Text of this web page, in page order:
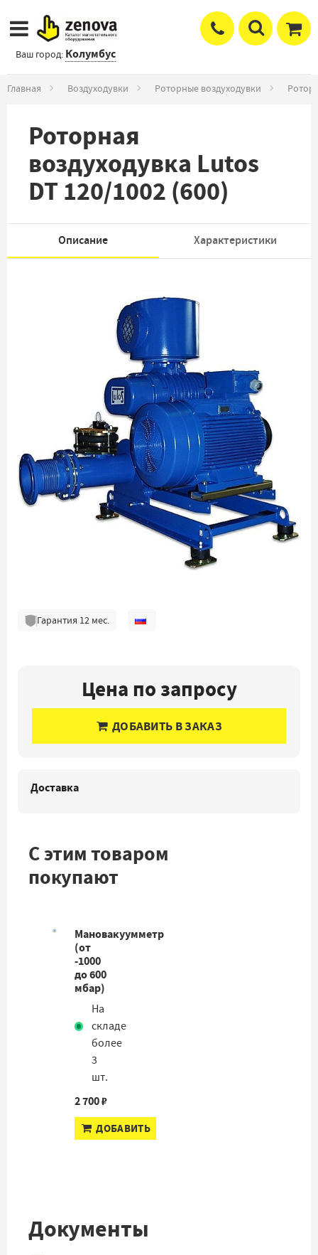
Ваш город: Колумбус
Главная Воздуходувки Роторные воздуходувки
Роторная
воздуходувка Lutos
DT 120/1002 (600)
Описание Характеристики
Гарантия 12мес.
Цена по запросу
ДОБАВИТЬ В ЗАКАЗ
Доставка
С этим товаром
покупают
Мановакуумметр
(от
-1000
до 600
мбар)
На
складе
более
3
шт.
2 700 ₽
ДОБАВИТЬ
Документы